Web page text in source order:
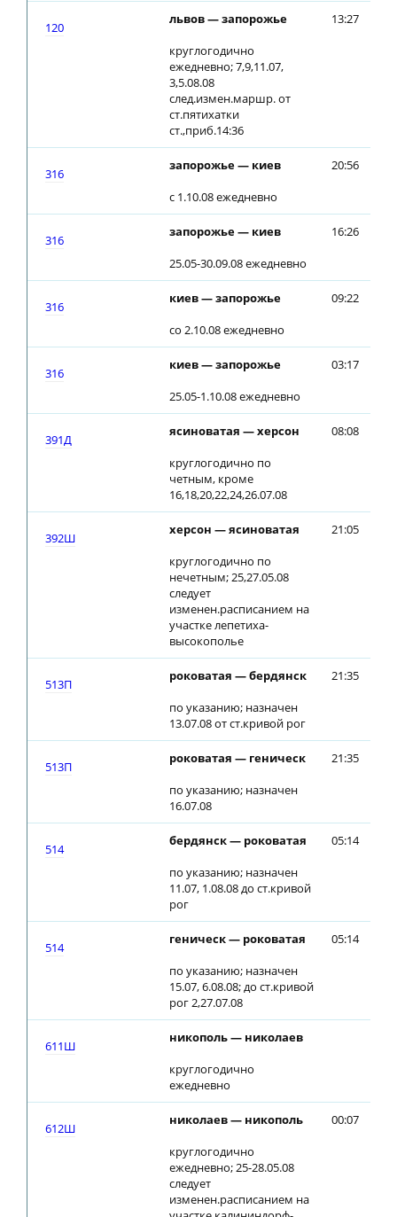
120
львов — запорожье
круглогодично
ежедневно; 7,9,11.07,
3,5.08.08
след.измен.маршр. от
ст.пятихатки
ст.,приб.14:36
13:27
316
запорожье — киев
с 1.10.08 ежедневно
20:56
316
запорожье — киев
25.05-30.09.08 ежедневно
16:26
316
киев — запорожье
со 2.10.08 ежедневно
09:22
316
киев — запорожье
25.05-1.10.08 ежедневно
03:17
391Д
ясиноватая — херсон
круглогодично по
четным, кроме
16,18,20,22,24,26.07.08
08:08
392Ш
херсон — ясиноватая
круглогодично по
нечетным; 25,27.05.08
следует
изменен.расписанием на
участке лепетиха-
высокополье
21:05
513П
роковатая — бердянск
по указанию; назначен
13.07.08 от ст.кривой рог
21:35
513П
роковатая — геническ
по указанию; назначен
16.07.08
21:35
514
бердянск — роковатая
по указанию; назначен
11.07, 1.08.08 до ст.кривой
рог
05:14
514
геническ — роковатая
по указанию; назначен
15.07, 6.08.08; до ст.кривой
рог 2,27.07.08
05:14
611Ш
никополь — николаев
круглогодично
ежедневно
612Ш
николаев — никополь
круглогодично
ежедневно; 25-28.05.08
следует
изменен.расписанием на
00:07